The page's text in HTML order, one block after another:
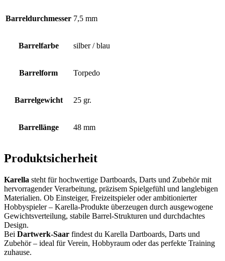
Barreldurchmesser 7,5 mm
Barrelfarbe silber / blau
Barrelform Torpedo
Barrelgewicht 25 gr.
Barrellänge 48 mm
Produktsicherheit
Karella steht für hochwertige Dartboards, Darts und Zubehör mit
hervorragender Verarbeitung, präzisem Spielgefühl und langlebigen
Materialien. Ob Einsteiger, Freizeitspieler oder ambitionierter
Hobbyspieler – Karella-Produkte überzeugen durch ausgewogene
Gewichtsverteilung, stabile Barrel-Strukturen und durchdachtes
Design.
Bei Dartwerk-Saar findest du Karella Dartboards, Darts und
Zubehör – ideal für Verein, Hobbyraum oder das perfekte Training
zuhause.